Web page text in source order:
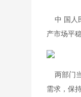
中 国人
产市场平
两部门
需求，保